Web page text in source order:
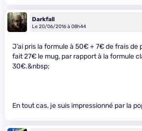
Darkfall
Le 20/06/2016 à 08h44
J’ai pris la formule à 50€ + 7€ de frais de
fait 27€ le mug, par rapport à la formule
30€.&nbsp;
En tout cas, je suis impressionné par la